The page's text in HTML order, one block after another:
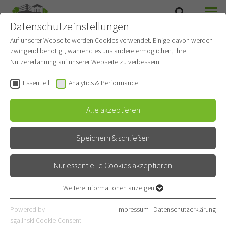
Ökumenische
Krankenhaushilfe
Datenschutzeinstellungen
Auf unserer Webseite werden Cookies verwendet. Einige davon werden
zwingend benötigt, während es uns andere ermöglichen, Ihre
Nutzererfahrung auf unserer Webseite zu verbessern.
Essentiell Analytics & Performance
Alle akzeptieren
Speichern & schließen
Nur essentielle Cookies akzeptieren
Essentielle Cookies werden für grundlegende Funktionen der
Webseite benötigt. Dadurch ist gewährleistet, dass die Webseite
Weitere Informationen anzeigen
Powered by
sgalinski Cookie Consent
Impressum | Datenschutzerklärung